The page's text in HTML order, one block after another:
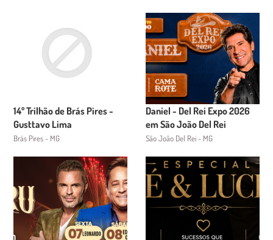
14º Trilhão de Brás Pires -
Gusttavo Lima
Brás Pires - MG
Daniel - Del Rei Expo 2026
em São João Del Rei
São João Del Rei - MG